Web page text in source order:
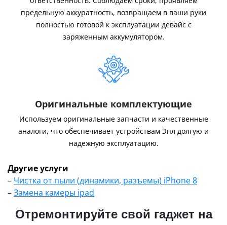
предельную аккуратность, возвращаем в ваши руки
полностью готовой к эксплуатации девайс с
заряженным аккумулятором.
Оригинальные комплектующие
Используем оригинальные запчасти и качественные
аналоги, что обеспечивает устройствам Эпл долгую и
надежную эксплуатацию.
Другие услуги
– Чистка от пыли (динамики, разъемы) iPhone 8
–Замена камеры ipad
Отремонтируйте свой гаджет на